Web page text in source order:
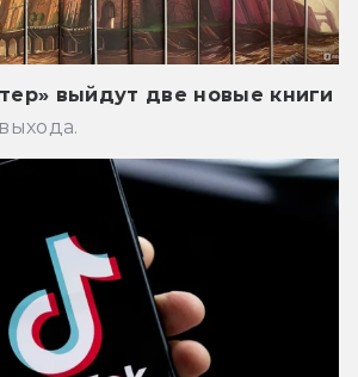
выйдут две новые книги